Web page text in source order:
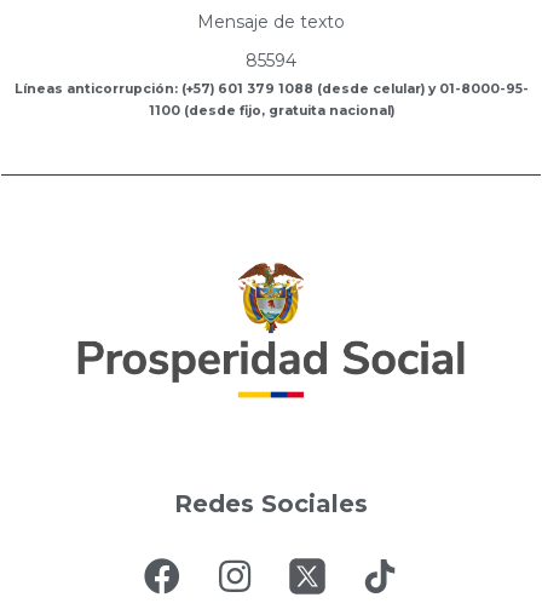
Mensaje de texto
85594
Líneas anticorrupción: (+57) 601 379 1088 (desde celular) y 01-8000-95-
1100 (desde fijo, gratuita nacional)
Redes Sociales